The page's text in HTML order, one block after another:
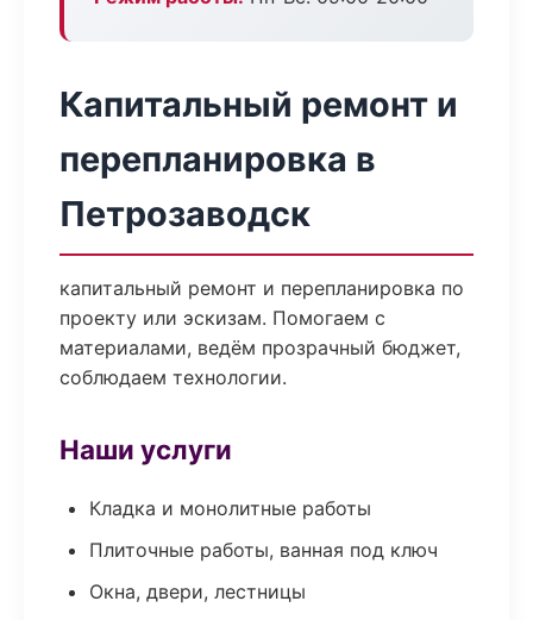
Капитальный ремонт и
перепланировка в
Петрозаводск
капитальный ремонт и перепланировка по
проекту или эскизам. Помогаем с
материалами, ведём прозрачный бюджет,
соблюдаем технологии.
Наши услуги
Кладка и монолитные работы
Плиточные работы, ванная под ключ
Окна, двери, лестницы